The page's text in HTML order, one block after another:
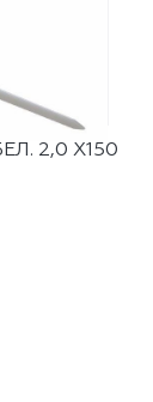
2,0 Х150